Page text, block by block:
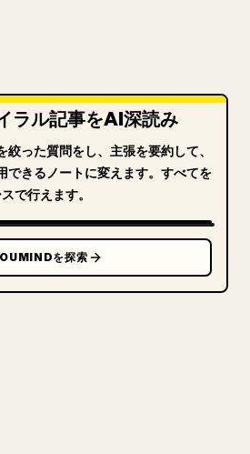
ラル記事をAI深読み
絞った質問をし、主張を要約して、
できるノートに変えます。すべてを
で行えます。
を探索